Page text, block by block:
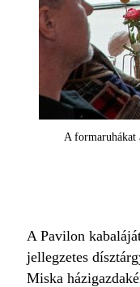
A formaruhákat
A Pavilon
jellegzetes
Miska